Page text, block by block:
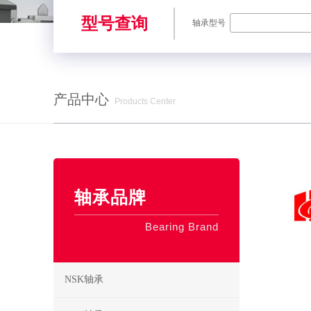
型号查询 轴承型号
产品中心
Products Center
轴承品牌
Bearing Brand
NSK轴承